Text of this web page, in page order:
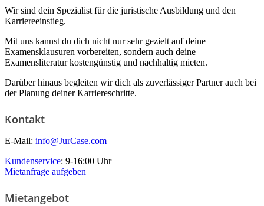
Wir sind dein Spezialist für die juristische Ausbildung und den
Karriereeinstieg.
Mit uns kannst du dich nicht nur sehr gezielt auf deine
Examensklausuren vorbereiten, sondern auch deine
Examensliteratur kostengünstig und nachhaltig mieten.
Darüber hinaus begleiten wir dich als zuverlässiger Partner auch bei
der Planung deiner Karriereschritte.
Kontakt
E-Mail: info@JurCase.com
Kundenservice: 9-16:00 Uhr
Mietanfrage aufgeben
Mietangebot